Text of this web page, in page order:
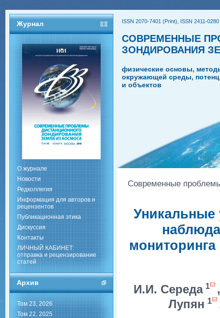
Журнал
О журнале
Новости
Редколлегия
Информация для авторов и
рецензентов
Публикационная этика
Дискуссия
Контакты
ЛИЧНЫЙ КАБИНЕТ:
отправка и рецензирование
статей
Архив
Том 23, 2026
Том 22, 2025
ISSN 2070-7401 (Print), ISSN 2411-
СОВРЕМЕННЫЕ
ЗОНДИРОВАНИЯ
физические основы,
окружающей среды,
и объектов
Современные
Уникальные
И.И. Середа 1
Лупян 1